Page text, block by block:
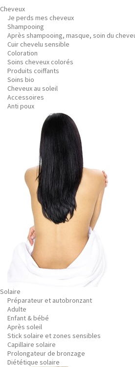
Cheveux
Je perds mes cheveux
Shampooing
Après shampooing, masque, soin du
Cuir chevelu sensible
Coloration
Soins cheveux colorés
Produits coiffants
Soins bio
Cheveux au soleil
Accessoires
Anti poux
Solaire
Préparateur et autobronzant
Adulte
Enfant & bébé
Après soleil
Stick solaire et zones sensibles
Capillaire solaire
Prolongateur de bronzage
Diététique solaire